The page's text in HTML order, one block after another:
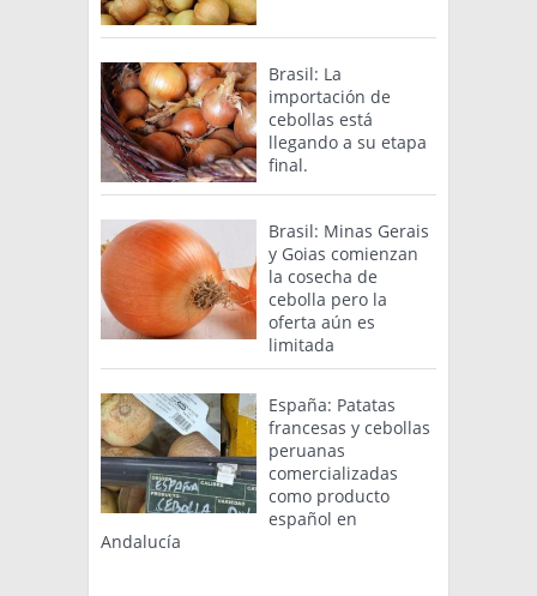
Brasil: La
importación de
cebollas está
llegando a su etapa
final.
Brasil: Minas Gerais
y Goias comienzan
la cosecha de
cebolla pero la
oferta aún es
limitada
España: Patatas
francesas y cebollas
peruanas
comercializadas
como producto
español en
Andalucía